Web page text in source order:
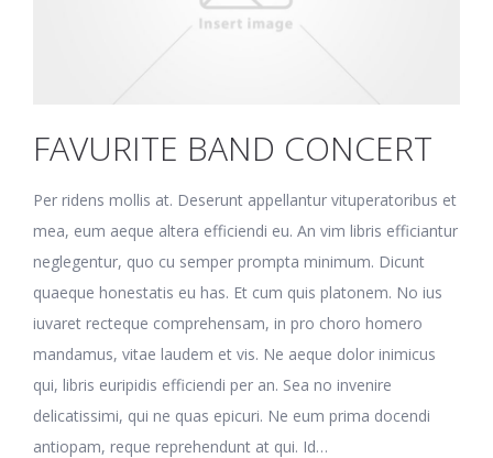
FAVURITE BAND CONCERT
Per ridens mollis at. Deserunt appellantur vituperatoribus et
mea, eum aeque altera efficiendi eu. An vim libris efficiantur
neglegentur, quo cu semper prompta minimum. Dicunt
quaeque honestatis eu has. Et cum quis platonem. No ius
iuvaret recteque comprehensam, in pro choro homero
mandamus, vitae laudem et vis. Ne aeque dolor inimicus
qui, libris euripidis efficiendi per an. Sea no invenire
delicatissimi, qui ne quas epicuri. Ne eum prima docendi
antiopam, reque reprehendunt at qui. Id…